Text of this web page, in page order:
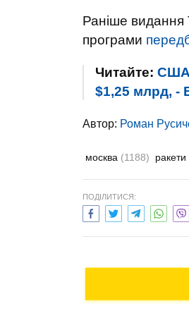
Раніше видання
програми
Читайте: США
$1,25 млрд, -
Автор: Роман
москва (1188) ракети
ПОДІЛИТИСЯ: